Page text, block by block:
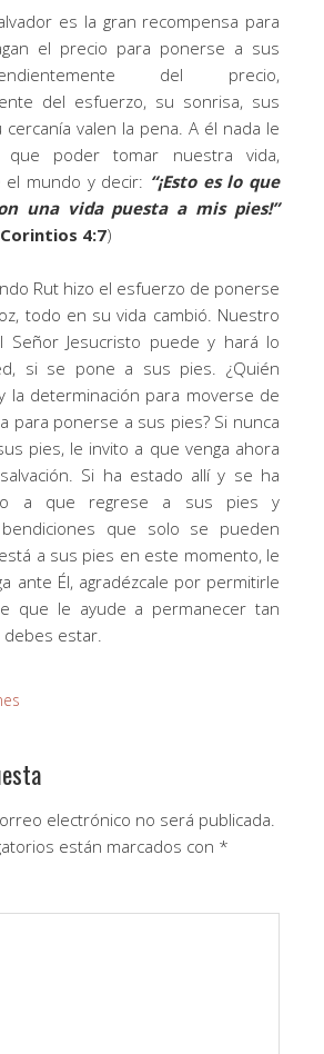
es la gran recompensa para
el precio para ponerse a sus
del precio,
del esfuerzo, su sonrisa, sus
valen la pena. A él nada le
poder tomar nuestra vida,
mundo y decir: “¡Esto es lo que
una vida puesta a mis pies!”
4:7)
Rut hizo el esfuerzo de ponerse
todo en su vida cambió. Nuestro
Señor Jesucristo puede y hará lo
si se pone a sus pies. ¿Quién
la determinación para moverse de
para ponerse a sus pies? Si nunca
pies, le invito a que venga ahora
Si ha estado allí y se ha
a que regrese a sus pies y
que solo se pueden
a sus pies en este momento, le
ante Él, agradézcale por permitirle
que le ayude a permanecer tan
debes estar.
electrónico no será publicada.
están marcados con *